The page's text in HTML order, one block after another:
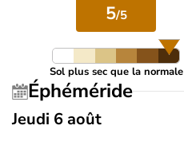
5/5
Sol plus sec que la normale
Éphéméride
Jeudi 6 août